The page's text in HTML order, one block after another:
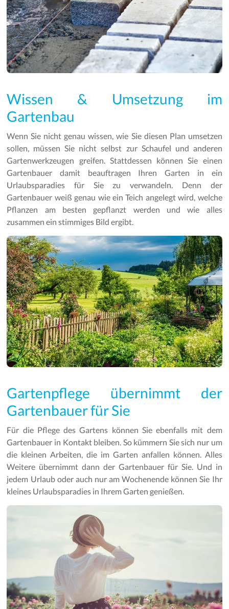
Wissen & Umsetzung im
Gartenbau
Wenn Sie nicht genau wissen, wie Sie diesen Plan umsetzen
sollen, müssen Sie nicht selbst zur Schaufel und anderen
Gartenwerkzeugen greifen. Stattdessen können Sie einen
Gartenbauer damit beauftragen Ihren Garten in ein
Urlaubsparadies für Sie zu verwandeln. Denn der
Gartenbauer weiß genau wie ein Teich angelegt wird, welche
Pflanzen am besten gepflanzt werden und wie alles
zusammen ein stimmiges Bild ergibt.
Gartenpflege übernimmt der
Gartenbauer für Sie
Für die Pflege des Gartens können Sie ebenfalls mit dem
Gartenbauer in Kontakt bleiben. So kümmern Sie sich nur um
die kleinen Arbeiten, die im Garten anfallen können. Alles
Weitere übernimmt dann der Gartenbauer für Sie. Und in
jedem Urlaub oder auch nur am Wochenende können Sie Ihr
kleines Urlaubsparadies in Ihrem Garten genießen.